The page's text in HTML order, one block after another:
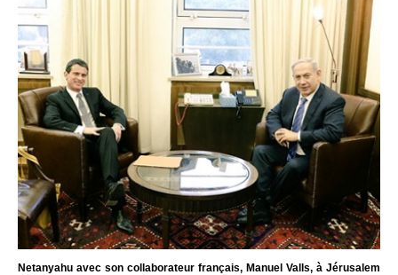
Netanyahu avec son collaborateur français, Manuel Valls, à Jérusalem